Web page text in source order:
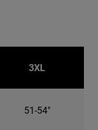
3XL
51-54"